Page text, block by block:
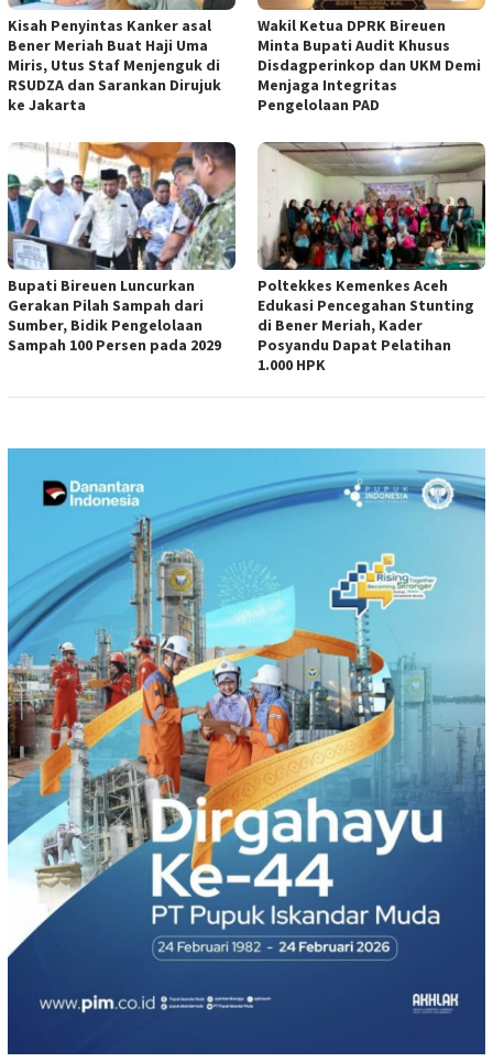
Kisah Penyintas Kanker asal
Bener Meriah Buat Haji Uma
Miris, Utus Staf Menjenguk di
RSUDZA dan Sarankan Dirujuk
ke Jakarta
Wakil Ketua DPRK Bireuen
Minta Bupati Audit Khusus
Disdagperinkop dan UKM Demi
Menjaga Integritas
Pengelolaan PAD
Bupati Bireuen Luncurkan
Gerakan Pilah Sampah dari
Sumber, Bidik Pengelolaan
Sampah 100 Persen pada 2029
Poltekkes Kemenkes Aceh
Edukasi Pencegahan Stunting
di Bener Meriah, Kader
Posyandu Dapat Pelatihan
1.000 HPK